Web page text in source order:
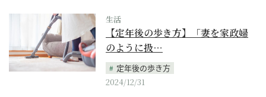
生活
【定年後の歩き方】「妻を家政婦
のように扱…
定年後の歩き方
2024/12/31